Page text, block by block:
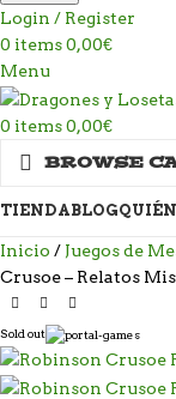
Login / Register
0 items0,00€
Menu
0 items0,00€
BROWSE
TIENDABLOG
Inicio Juegos de
Crusoe – Relatos
Sold out